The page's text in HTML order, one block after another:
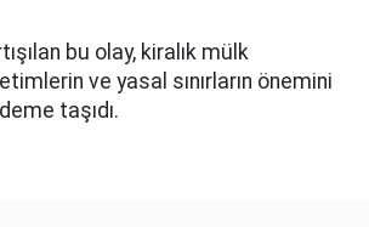
bu olay, kiralık mülk
ve yasal sınırların önemini
taşıdı.